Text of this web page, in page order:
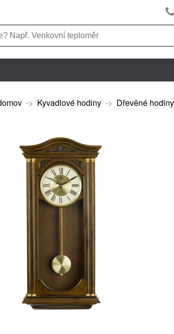
-> Kyvadlové hodiny -> Dřevěné